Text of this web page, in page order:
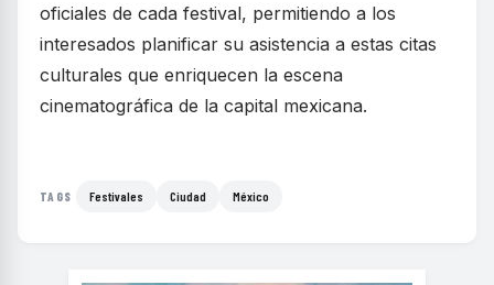
oficiales de cada festival, permitiendo a los
interesados planificar su asistencia a estas citas
culturales que enriquecen la escena
cinematográfica de la capital mexicana.
TAGS Festivales Ciudad México